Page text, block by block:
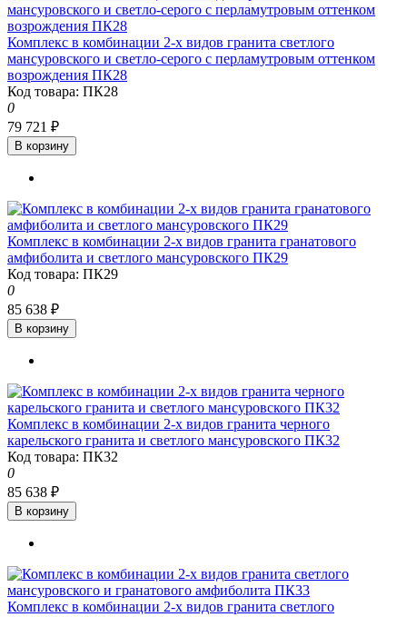
Комплекс в комбинации 2-х видов гранита светлого
мансуровского и светло-серого с перламутровым оттенком
возрождения ПК28
Код товара: ПК28
0
79 721 ₽
В корзину
Комплекс в комбинации 2-х видов гранита гранатового
амфиболита и светлого мансуровского ПК29
Код товара: ПК29
0
85 638 ₽
В корзину
Комплекс в комбинации 2-х видов гранита черного
карельского гранита и светлого мансуровского ПК32
Код товара: ПК32
0
85 638 ₽
В корзину
Комплекс в комбинации 2-х видов гранита светлого